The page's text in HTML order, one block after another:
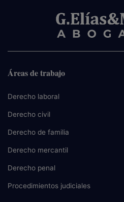
Áreas de trabajo
Derecho laboral
Derecho civil
Derecho de familia
Derecho mercantil
Derecho penal
Procedimientos judiciales